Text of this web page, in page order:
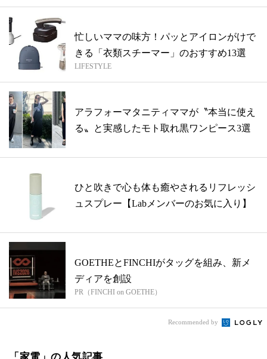
忙しいママの味方！パッとアイロンがけで
きる「衣類スチーマー」のおすすめ13選
LIFESTYLE
アラフォーマタニティママが〝本当に使え
る〟と実感したモト取れ黒ワンピース3選
ひと吹きで心も体も癒やされるリフレッシ
ュスプレー【Labメンバーのお気に入り】
GOETHEとFINCHIがタッグを組み、新メ
ディアを創設
PR（FINCHI on GOETHE）
Recommended by